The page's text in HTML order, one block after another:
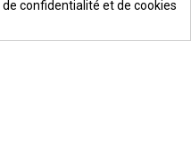
de confidentialité et de cookies